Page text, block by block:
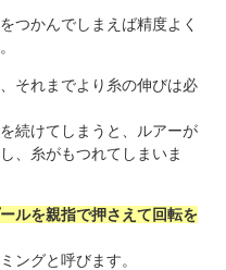
つかんでしまえば精度よく
それまでより糸の伸びは必
続けてしまうと、ルアーが
、糸がもつれてしまいま
ルを親指で押さえて回転を
ングと呼びます。